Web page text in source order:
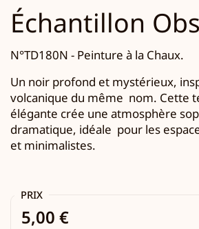
Échantillon
N°TD180N - Peinture à la Chaux.
Un noir profond et mystérieux,
volcanique du même nom. Cette
élégante crée une atmosphère
dramatique, idéale pour les
et minimalistes.
PRIX
5,00 €